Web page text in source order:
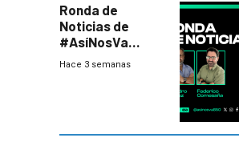
Ronda de
Noticias de
#AsíNosVa
(20/7/26)
Hace 3 semanas